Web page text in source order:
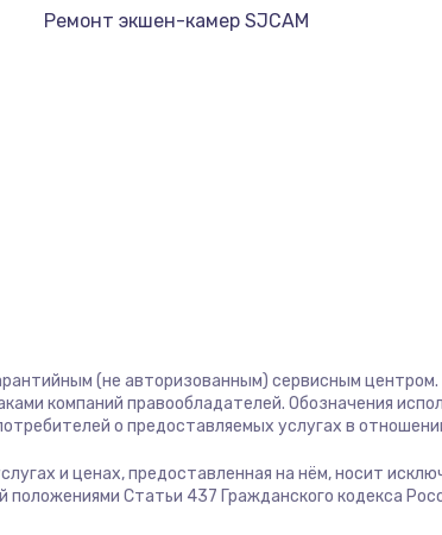
Ремонт экшен-камер SJCAM
(не авторизованным) сервисным
компаний правообладателей. Обозначения
о предоставляемых услугах в
и ценах, предоставленная на нём, носит
положениями Статьи 437 Гражданского кодекса